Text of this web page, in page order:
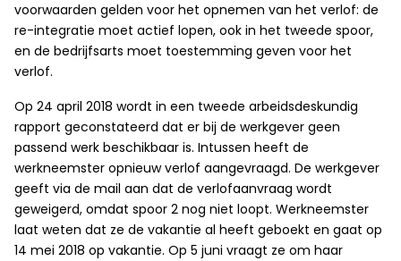
voorwaarden gelden voor het opnemen van het verlof: de
re-integratie moet actief lopen, ook in het tweede spoor,
en de bedrijfsarts moet toestemming geven voor het
verlof.
Op 24 april 2018 wordt in een tweede arbeidsdeskundig
rapport geconstateerd dat er bij de werkgever geen
passend werk beschikbaar is. Intussen heeft de
werkneemster opnieuw verlof aangevraagd. De werkgever
geeft via de mail aan dat de verlofaanvraag wordt
geweigerd, omdat spoor 2 nog niet loopt. Werkneemster
laat weten dat ze de vakantie al heeft geboekt en gaat op
14 mei 2018 op vakantie. Op 5 juni vraagt ze om haar